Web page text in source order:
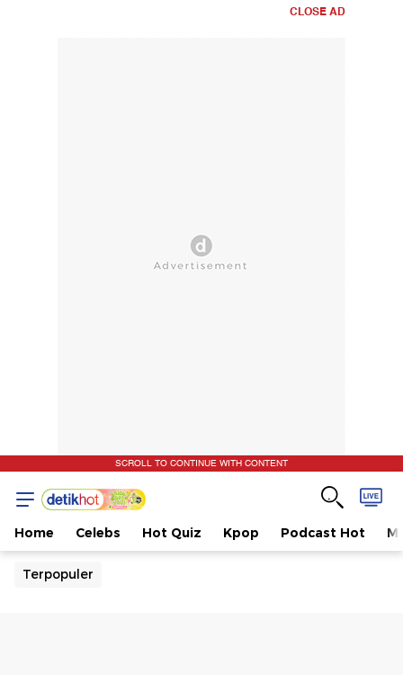
CLOSE AD
SCROLL TO CONTINUE WITH CONTENT
Home Celebs Hot Quiz Kpop Podcast Hot
Terpopuler